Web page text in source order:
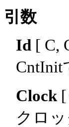
引数
Id [ C,
CntInit
Clock
クロ